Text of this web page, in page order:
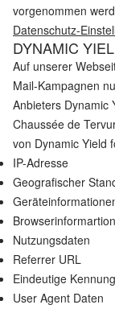
vorgenommen
Datenschutz-
DYNAMIC
Auf unserer
Mail-Kampagnen
Anbieters Dynamic
Chaussée de
von Dynamic Yield
IP-Adresse
Geografischer
Nutzungsdaten
Referrer URL
Eindeutige
User Agent Daten